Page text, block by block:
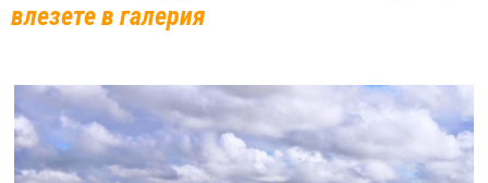
влезете в галерия